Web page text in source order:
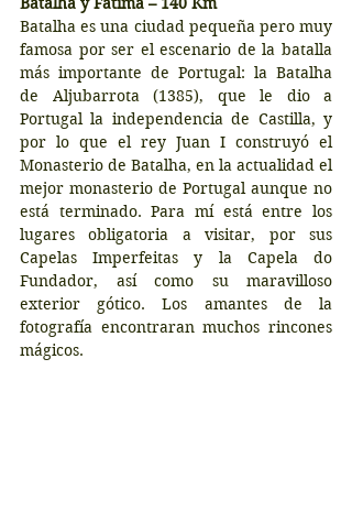
Batalha es una ciudad pequeña pero muy
famosa por ser el escenario de la batalla
más importante de Portugal: la Batalha
de Aljubarrota (1385), que le dio a
Portugal la independencia de Castilla, y
por lo que el rey Juan I construyó el
Monasterio de Batalha, en la actualidad el
mejor monasterio de Portugal aunque no
está terminado. Para mí está entre los
lugares obligatoria a visitar, por sus
Capelas Imperfeitas y la Capela do
Fundador, así como su maravilloso
exterior gótico. Los amantes de la
fotografía encontraran muchos rincones
mágicos.